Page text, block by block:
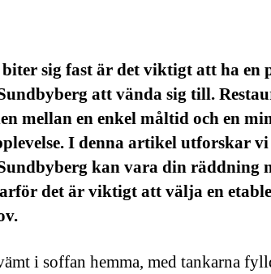
sig fast är det viktigt att ha en
att vända sig till.
mellan en enkel måltid och en
I denna artikel utforskar
kan vara din räddning
det är viktigt att välja en
i soffan hemma, med tankarna